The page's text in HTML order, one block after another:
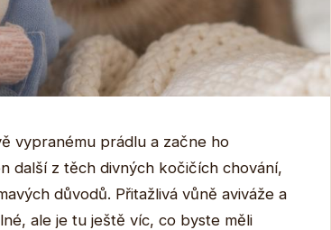
vypranému prádlu a začne ho
další z těch divných kočičích chování,
důvodů. Přitažlivá vůně aviváže a
ale je tu ještě víc, co byste měli